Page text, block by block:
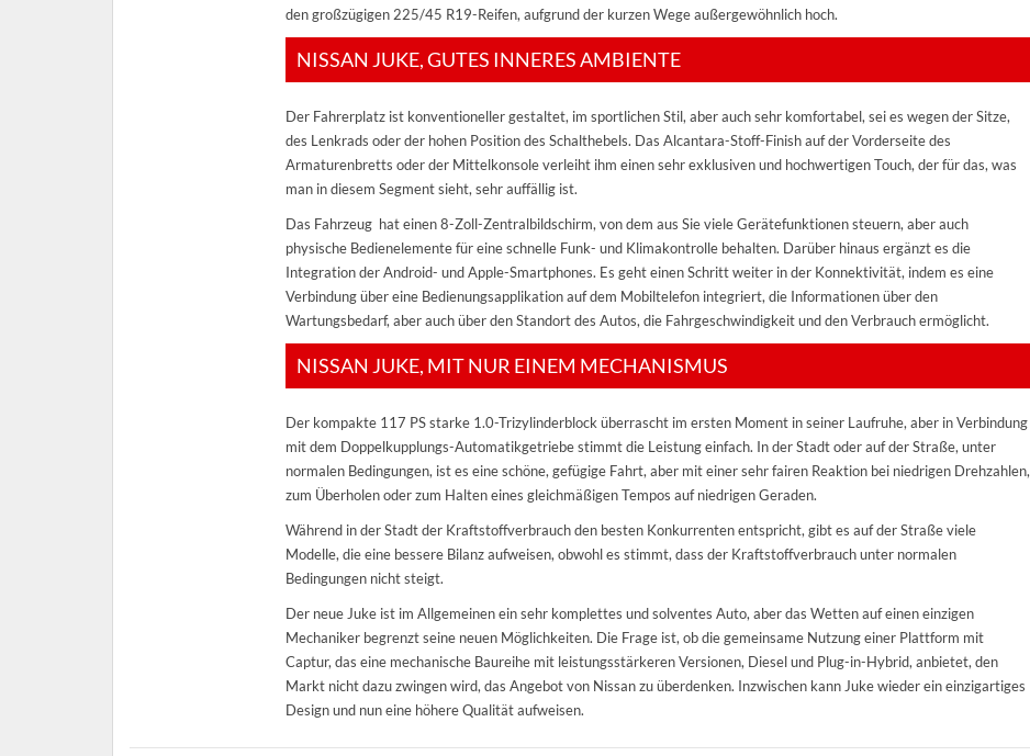
den großzügigen 225/45 R19-Reifen, aufgrund der kurzen Wege außergewöhnlich hoch.
NISSAN JUKE, GUTES INNERES AMBIENTE
Der Fahrerplatz ist konventioneller gestaltet, im sportlichen Stil, aber auch sehr komfortabel, sei es wegen der Sitze,
des Lenkrads oder der hohen Position des Schalthebels. Das Alcantara-Stoff-Finish auf der Vorderseite des
Armaturenbretts oder der Mittelkonsole verleiht ihm einen sehr exklusiven und hochwertigen Touch, der für das, was
man in diesem Segment sieht, sehr auffällig ist.
Das Fahrzeug hat einen 8-Zoll-Zentralbildschirm, von dem aus Sie viele Gerätefunktionen steuern, aber auch
physische Bedienelemente für eine schnelle Funk- und Klimakontrolle behalten. Darüber hinaus ergänzt es die
Integration der Android- und Apple-Smartphones. Es geht einen Schritt weiter in der Konnektivität, indem es eine
Verbindung über eine Bedienungsapplikation auf dem Mobiltelefon integriert, die Informationen über den
Wartungsbedarf, aber auch über den Standort des Autos, die Fahrgeschwindigkeit und den Verbrauch ermöglicht.
NISSAN JUKE, MIT NUR EINEM MECHANISMUS
Der kompakte 117 PS starke 1.0-Trizylinderblock überrascht im ersten Moment in seiner Laufruhe, aber in Verbindung
mit dem Doppelkupplungs-Automatikgetriebe stimmt die Leistung einfach. In der Stadt oder auf der Straße, unter
normalen Bedingungen, ist es eine schöne, gefügige Fahrt, aber mit einer sehr fairen Reaktion bei niedrigen Drehzahlen,
zum Überholen oder zum Halten eines gleichmäßigen Tempos auf niedrigen Geraden.
Während in der Stadt der Kraftstoffverbrauch den besten Konkurrenten entspricht, gibt es auf der Straße viele
Modelle, die eine bessere Bilanz aufweisen, obwohl es stimmt, dass der Kraftstoffverbrauch unter normalen
Bedingungen nicht steigt.
Der neue Juke ist im Allgemeinen ein sehr komplettes und solventes Auto, aber das Wetten auf einen einzigen
Mechaniker begrenzt seine neuen Möglichkeiten. Die Frage ist, ob die gemeinsame Nutzung einer Plattform mit
Captur, das eine mechanische Baureihe mit leistungsstärkeren Versionen, Diesel und Plug-in-Hybrid, anbietet, den
Markt nicht dazu zwingen wird, das Angebot von Nissan zu überdenken. Inzwischen kann Juke wieder ein einzigartiges
Design und nun eine höhere Qualität aufweisen.